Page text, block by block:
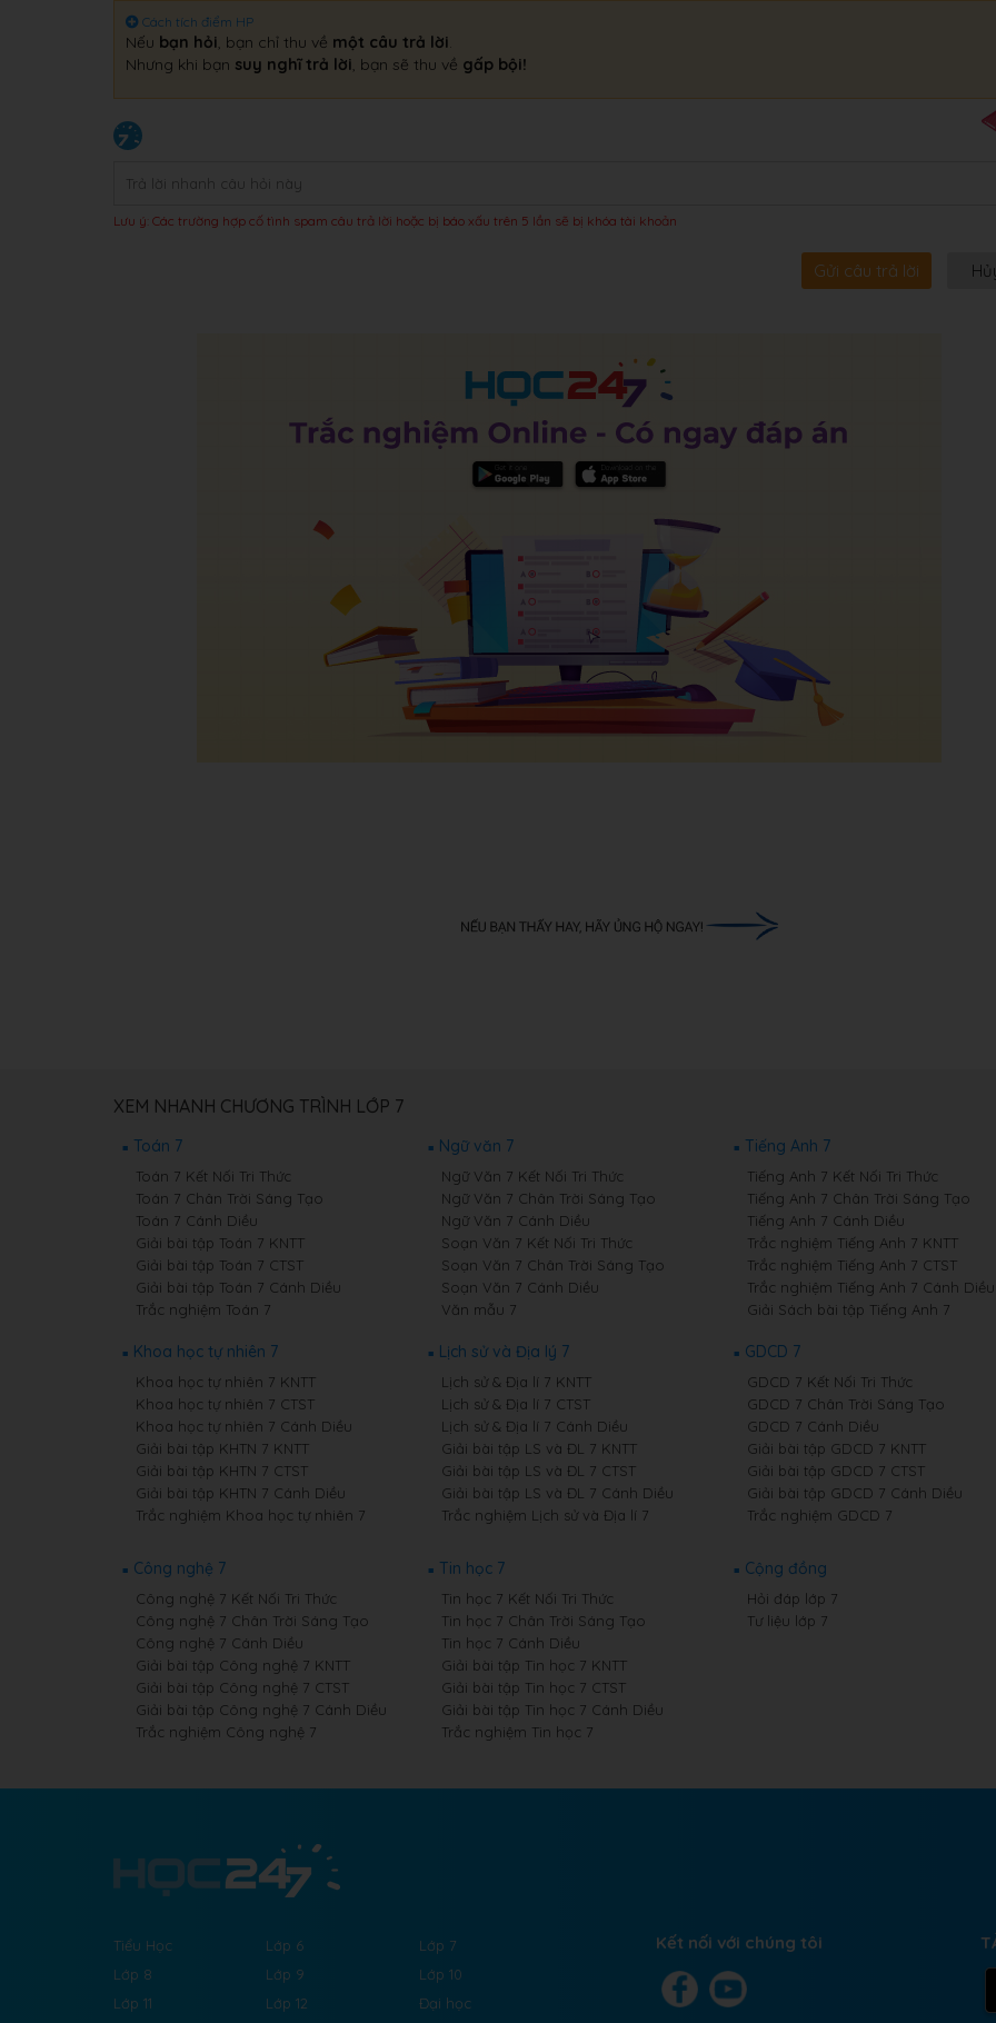
Cách tích điểm HP
Nếu bạn hỏi, bạn chỉ thu về một câu trả lời.
Nhưng khi bạn suy nghĩ trả lời, bạn sẽ thu về gấp bội!
Lưu ý: Các trường hợp cố tình spam câu trả lời hoặc bị báo xấu trên 5 lần sẽ bị khóa tài khoản
Gửi câu trả lời
XEM NHANH CHƯƠNG TRÌNH LỚP 7
Toán 7
Toán 7 Kết Nối Tri Thức
Toán 7 Chân Trời Sáng Tạo
Toán 7 Cánh Diều
Giải bài tập Toán 7 KNTT
Giải bài tập Toán 7 CTST
Giải bài tập Toán 7 Cánh Diều
Trắc nghiệm Toán 7
Ngữ văn 7
Ngữ Văn 7 Kết Nối Tri Thức
Ngữ Văn 7 Chân Trời Sáng Tạo
Ngữ Văn 7 Cánh Diều
Soạn Văn 7 Kết Nối Tri Thức
Soạn Văn 7 Chân Trời Sáng Tạo
Soạn Văn 7 Cánh Diều
Văn mẫu 7
Tiếng Anh 7
Tiếng Anh 7 Kết Nối Tri Thức
Tiếng Anh 7 Chân Trời Sáng Tạo
Tiếng Anh 7 Cánh Diều
Trắc nghiệm Tiếng Anh 7 KNTT
Trắc nghiệm Tiếng Anh 7 CTST
Trắc nghiệm Tiếng Anh 7 Cánh Diều
Giải Sách bài tập Tiếng Anh 7
Khoa học tự nhiên 7
Khoa học tự nhiên 7 KNTT
Khoa học tự nhiên 7 CTST
Khoa học tự nhiên 7 Cánh Diều
Giải bài tập KHTN 7 KNTT
Giải bài tập KHTN 7 CTST
Giải bài tập KHTN 7 Cánh Diều
Trắc nghiệm Khoa học tự nhiên 7
Lịch sử và Địa lý 7
Lịch sử & Địa lí 7 KNTT
Lịch sử & Địa lí 7 CTST
Lịch sử & Địa lí 7 Cánh Diều
Giải bài tập LS và ĐL 7 KNTT
Giải bài tập LS và ĐL 7 CTST
Giải bài tập LS và ĐL 7 Cánh Diều
Trắc nghiệm Lịch sử và Địa lí 7
GDCD 7
GDCD 7 Kết Nối Tri Thức
GDCD 7 Chân Trời Sáng Tạo
GDCD 7 Cánh Diều
Giải bài tập GDCD 7 KNTT
Giải bài tập GDCD 7 CTST
Giải bài tập GDCD 7 Cánh Diều
Trắc nghiệm GDCD 7
Công nghệ 7
Công nghệ 7 Kết Nối Tri Thức
Công nghệ 7 Chân Trời Sáng Tạo
Công nghệ 7 Cánh Diều
Giải bài tập Công nghệ 7 KNTT
Giải bài tập Công nghệ 7 CTST
Giải bài tập Công nghệ 7 Cánh Diều
Trắc nghiệm Công nghệ 7
Tin học 7
Tin học 7 Kết Nối Tri Thức
Tin học 7 Chân Trời Sáng Tạo
Tin học 7 Cánh Diều
Giải bài tập Tin học 7 KNTT
Giải bài tập Tin học 7 CTST
Giải bài tập Tin học 7 Cánh Diều
Trắc nghiệm Tin học 7
Cộng đồng
Hỏi đáp lớp 7
Tư liệu lớp 7
Tiểu Học Lớp 6
Lớp 7
Lớp 8
Lớp 9
Lớp 10
Lớp 11
Lớp 12 Đại học
Kết nối với chúng tôi